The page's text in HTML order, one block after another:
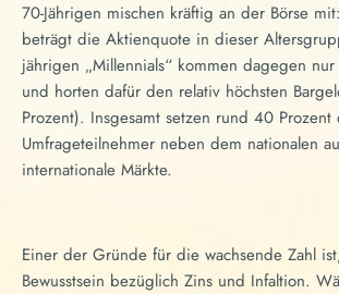
70-Jährigen mischen kräftig an der Börse
beträgt die Aktienquote in dieser
jährigen „Millennials“ kommen dagegen
und horten dafür den relativ höchsten
Prozent). Insgesamt setzen rund 40 Prozent
Umfrageteilnehmer neben dem nationalen
internationale Märkte.
Einer der Gründe für die wachsende Zahl
Bewusstsein bezüglich Zins und Infaltion.